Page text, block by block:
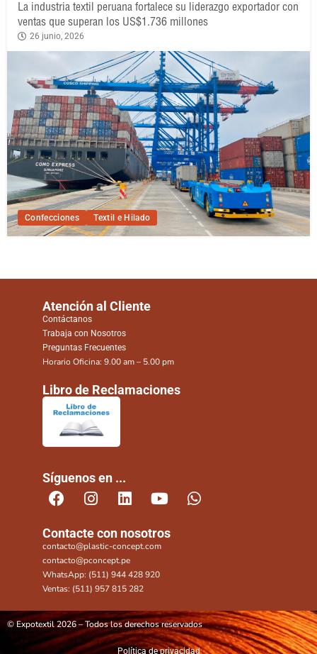
Confecciones Textil e Hilado
La industria textil peruana fortalece su liderazgo exportador con
ventas que superan los US$1.736 millones
26 junio, 2026
Atención al Cliente
Contáctanos
Trabaja con Nosotros
Preguntas Frecuentes
Horario Oficina: 9.00 am – 5.00 pm
Libro de Reclamaciones
Síguenos en ...
Contacte con nosotros
contacto@plastic-concept.com
contacto@pconcept.pe
WhatsApp: (511) 944 428 920
Ventas: (511) 957 815 282
© Expotextil 2026 – Todos los derechos reservados
Política de privacidad